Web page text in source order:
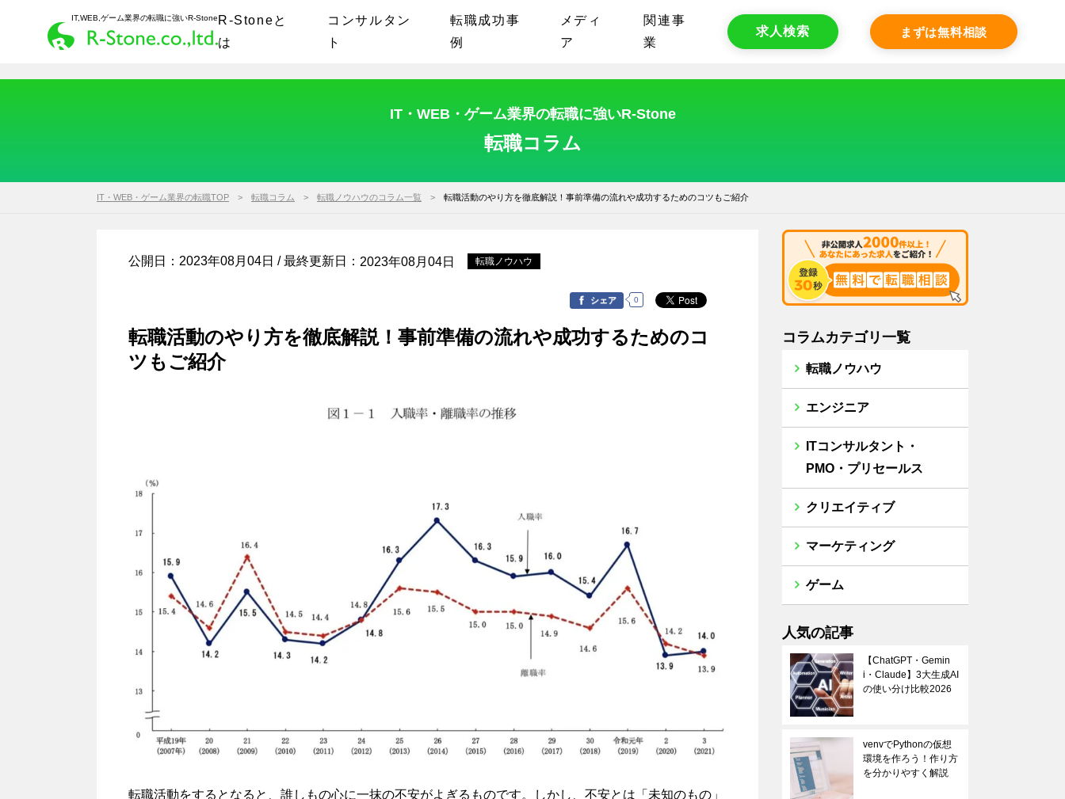
IT,WEB,ゲーム業界の転職に強いR-Stone R-Stoneと
は
コンサルタン
ト
転職成功事
例
メディ
ア
関連事
業
求人検索 まずは無料相談
IT・WEB・ゲーム業界の転職に強いR-Stone
転職コラム
IT・WEB・ゲーム業界の転職TOP 転職コラム 転職ノウハウのコラム一覧 転職活動のやり方を徹底解説！事前準備の流れや成功するためのコツもご紹介
公開日：2023年08月04日 / 最終更新日： 2023年08月04日 転職ノウハウ
シェア 0
転職活動のやり方を徹底解説！事前準備の流れや成功するためのコ
ツもご紹介
転職活動をするとなると、誰しもの心に一抹の不安がよぎるものです。しかし、不安とは「未知のもの」
コラムカテゴリ一覧
転職ノウハウ
エンジニア
ITコンサルタント・
PMO・プリセールス
クリエイティブ
マーケティング
ゲーム
人気の記事
【ChatGPT・Gemin
i・Claude】3大生成AI
の使い分け比較2026
venvでPythonの仮想
環境を作ろう！作り方
を分かりやすく解説